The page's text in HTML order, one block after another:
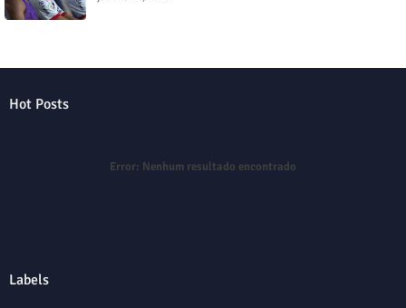
Hot Posts
Error: Nenhum resultado encontrado
Labels